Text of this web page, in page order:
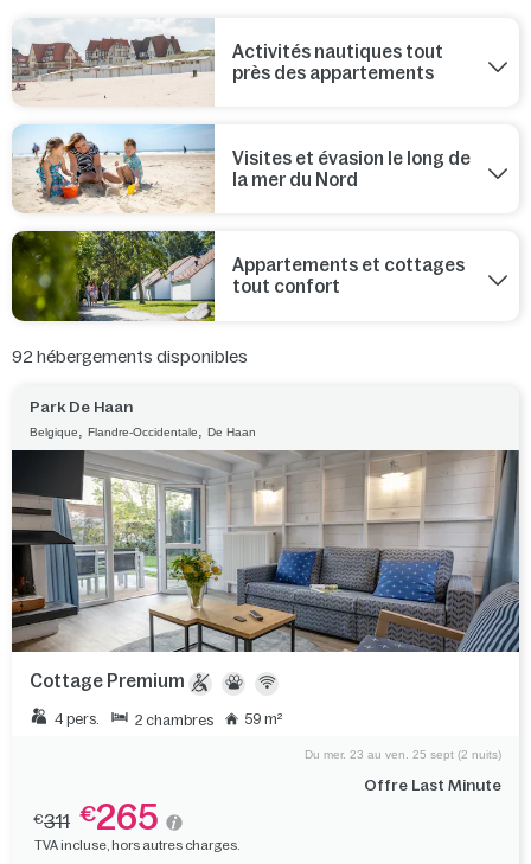
Activités nautiques tout
près des appartements
Visites et évasion le long de
la mer du Nord
Appartements et cottages
tout confort
92 hébergements disponibles
Park De Haan
Belgique Flandre-Occidentale De Haan
Cottage Premium
4 pers. 2 chambres 59 m²
Offre Last Minute
Du mer. 23 au ven. 25 sept (2 nuits)
€311 €265
TVA incluse, hors autres charges.